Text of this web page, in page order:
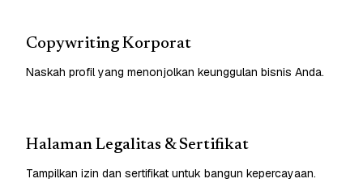
Copywriting Korporat
Naskah profil yang menonjolkan keunggulan bisnis Anda.
Halaman Legalitas & Sertifikat
Tampilkan izin dan sertifikat untuk bangun kepercayaan.